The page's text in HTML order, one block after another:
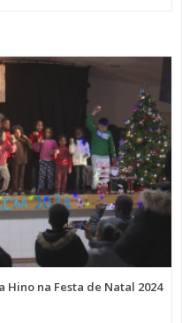
Hino na Festa de Natal 2024